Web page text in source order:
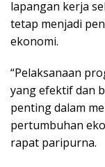
lapangan kerja
tetap menjadi
ekonomi.
“Pelaksanaan
yang efektif dan
penting dalam
pertumbuhan
rapat paripurna.